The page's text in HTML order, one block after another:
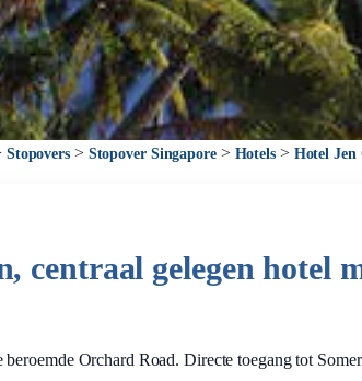
Stopovers> Stopover Singapore> Hotels> Hotel Jen
centraal gelegen hotel
beroemde Orchard Road. Directe toegang tot